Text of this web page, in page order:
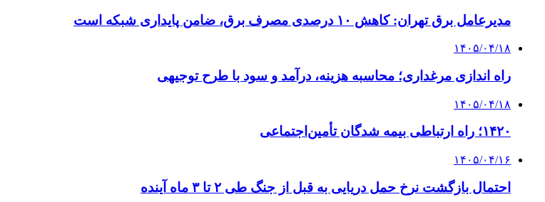
مدیرعامل برق تهران: کاهش ۱۰ درصدی مصرف برق، ضامن پایداری شبکه است
۱۴۰۵/۰۴/۱۸
راه اندازی مرغداری؛ محاسبه هزینه، درآمد و سود با طرح توجیهی
۱۴۰۵/۰۴/۱۸
۱۴۲۰؛ راه ارتباطی بیمه شدگان تأمین‌اجتماعی
۱۴۰۵/۰۴/۱۶
احتمال بازگشت نرخ حمل دریایی به قبل از جنگ طی ۲ تا ۳ ماه آینده